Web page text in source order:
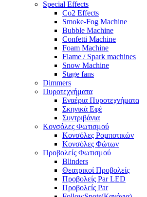
Special Effects
Co2 Effects
Smoke-Fog Machine
Bubble Machine
Confetti Machine
Foam Machine
Flame / Spark machines
Snow Machine
Stage fans
Dimmers
Πυροτεχνήματα
Εναέρια Πυροτεχνήματα
Σκηνικά Εφέ
Συντριβάνια
Κονσόλες Φωτισμού
Κονσόλες Ρομποτικών
Κονσόλες Φώτων
Προβολείς Φωτισμού
Blinders
Θεατρικοί Προβολείς
Προβολείς Par LED
Προβολείς Par